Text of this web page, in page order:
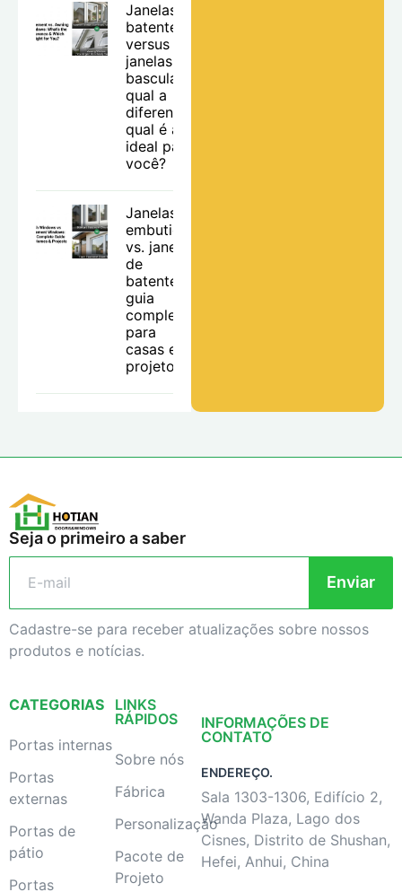
Janelas de
batente
versus
janelas
basculantes:
qual a
diferença e
qual é a
ideal para
você?
Janelas
embutidas
vs. janelas
de
batente: o
guia
completo
para
casas e
projetos
Seja o primeiro a saber
Enviar
Cadastre-se para receber atualizações sobre nossos
produtos e notícias.
CATEGORIAS
Portas internas
Portas
externas
Portas de
pátio
Portas
LINKS
RÁPIDOS
Sobre nós
Fábrica
Personalização
Pacote de
Projeto
INFORMAÇÕES DE
CONTATO
ENDEREÇO.
Sala 1303-1306, Edifício 2,
Wanda Plaza, Lago dos
Cisnes, Distrito de Shushan,
Hefei, Anhui, China